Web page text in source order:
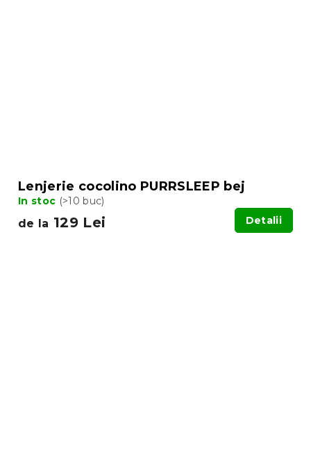
Lenjerie cocolino PURRSLEEP bej
In stoc (>10 buc)
de la 129 Lei Detalii